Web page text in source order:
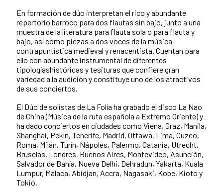
En formación de dúo interpretan el rico y abundante
repertorio barroco para dos flautas sin bajo, junto a una
muestra de la literatura para flauta sola o para flauta y
bajo, así como piezas a dos voces de la música
contrapuntística medieval y renacentista. Cuentan para
ello con abundante instrumental de diferentes
tipologíashistóricas y tesituras que confiere gran
variedad a la audición y constituye uno de los atractivos
de sus conciertos.
El Dúo de solistas de La Folía ha grabado el disco La Nao
de China (Música de la ruta española a Extremo Oriente) y
ha dado conciertos en ciudades como Viena, Graz, Manila,
Shanghai, Pekín, Tenerife, Madrid, Ottawa, Lima, Cuzco,
Roma, Milán, Turín, Nápoles, Palermo, Catania, Utrecht,
Bruselas, Londres, Buenos Aires, Montevideo, Asunción,
Salvador de Bahía, Nueva Delhi, Dehradun, Yakarta, Kuala
Lumpur, Malaca, Abidjan, Accra, Nagasaki, Kobe, Kioto y
Tokio.